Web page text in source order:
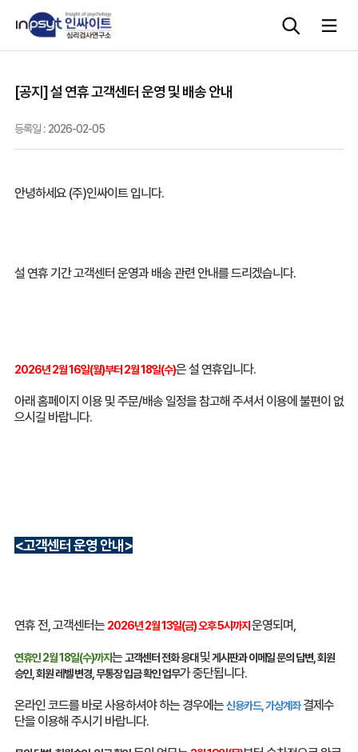
상담도구
교육 워크숍
[공지] 설 연휴 고객센터 운영 및 배송 안내
등록일 : 2026-02-05
안녕하세요 (주)인싸이트 입니다.
설 연휴 기간 고객센터 운영과 배송 관련 안내를 드리겠습니다.
2026년 2월 16일(월)부터 2월 18일(수)은 설 연휴입니다.
아래 홈페이지 이용 및 주문/배송 일정을 참고해 주셔서 이용에 불편이 없
으시길 바랍니다.
<고객센터 운영 안내>
연휴 전, 고객센터는 2026년 2월 13일(금) 오후 5시까지 운영되며,
연휴인 2월 18일(수)까지는고객센터 전화 응대 및게시판과 이메일 문의 답변, 회원
승인, 회원 레벨 변경, 무통장 입금 확인 업무가 중단됩니다.
온라인 코드를 바로 사용하셔야 하는 경우에는신용카드, 가상계좌결제수
단을 이용해 주시기 바랍니다.